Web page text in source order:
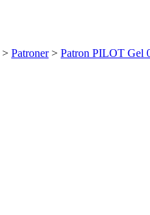
> Patroner> Patron PILOT Gel